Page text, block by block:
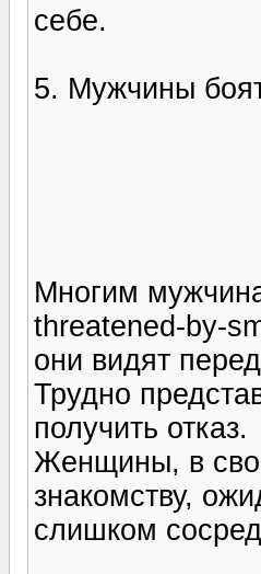
себе.
5. Мужчины
Многим
threatened-by-
они видят
Трудно
получить отказ.
Женщины, в
знакомству,
слишком